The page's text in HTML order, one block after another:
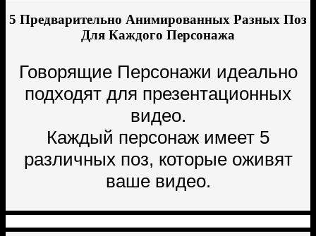
5 Предварительно Анимированных Разных Поз
Для Каждого Персонажа
Говорящие Персонажи идеально
подходят для презентационных
видео.
Каждый персонаж имеет 5
различных поз, которые оживят
ваше видео.